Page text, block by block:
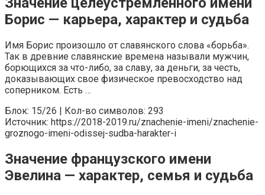
Борис — карьера, характер и судьба
Имя Борис произошло от славянского слова «борьба».
Так в древние славянские времена называли мужчин,
борющихся за что-либо, за славу, за деньги, за честь,
доказывающих свое физическое превосходство над
соперником. Есть …
Блок: 15/26 | Кол-во символов: 293
Источник: https://2018-2019.ru/znachenie-imeni/znachenie-
groznogo-imeni-odissej-sudba-harakter-i
Значение французского имени
Эвелина — характер, семья и судьба